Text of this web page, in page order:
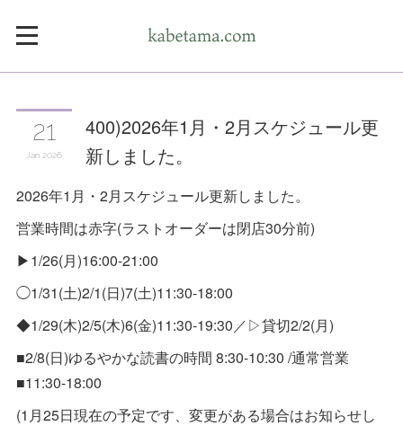
21
Jan 2026
400)2026年1月・2月スケジュール更
新しました。
2026年1月・2月スケジュール更新しました。
営業時間は赤字(ラストオーダーは閉店30分前)
▶1/26(月)16:00-21:00
◯1/31(土)2/1(日)7(土)11:30-18:00
◆1/29(木)2/5(木)6(金)11:30-19:30／▷貸切2/2(月)
■2/8(日)ゆるやかな読書の時間 8:30-10:30 /通常営業
■11:30-18:00
(1月25日現在の予定です、変更がある場合はお知らせし